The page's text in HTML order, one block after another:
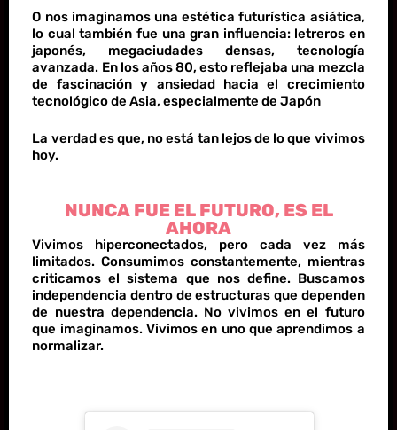
O nos imaginamos una estética futurística asiática,
lo cual también fue una gran influencia: letreros en
japonés, megaciudades densas, tecnología
avanzada. En los años 80, esto reflejaba una mezcla
de fascinación y ansiedad hacia el crecimiento
tecnológico de Asia, especialmente de Japón
La verdad es que, no está tan lejos de lo que vivimos
hoy.
NUNCA FUE EL FUTURO, ES EL
AHORA
Vivimos hiperconectados, pero cada vez más
limitados. Consumimos constantemente, mientras
criticamos el sistema que nos define. Buscamos
independencia dentro de estructuras que dependen
de nuestra dependencia. No vivimos en el futuro
que imaginamos. Vivimos en uno que aprendimos a
normalizar.